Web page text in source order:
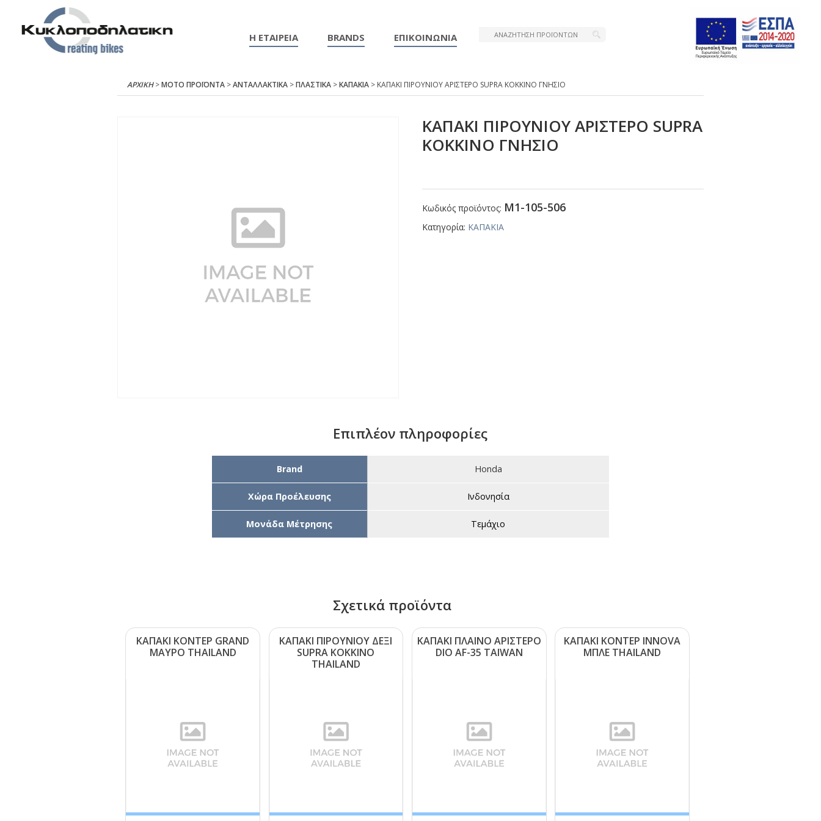
Η ΕΤΑΙΡΕΙΑ BRANDS ΕΠΙΚΟΙΝΩΝΙΑ
ΑΡΧΙΚΉ>ΜΟΤΟ ΠΡΟΪΟΝΤΑ>ΑΝΤΑΛΛΑΚΤΙΚΑ>ΠΛΑΣΤΙΚΑ>ΚΑΠΑΚΙΑ> ΚΑΠΑΚΙ ΠΙΡΟΥΝΙΟΥ ΑΡΙΣΤΕΡΟ SUΡRΑ ΚΟΚΚΙΝΟ ΓΝΗΣΙΟ
ΚΑΠΑΚΙ ΠΙΡΟΥΝΙΟΥ ΑΡΙΣΤΕΡΟ SUΡRΑ
ΚΟΚΚΙΝΟ ΓΝΗΣΙΟ
Κωδικός προϊόντος: Μ1-105-506
Κατηγορία: ΚΑΠΑΚΙΑ
Επιπλέον πληροφορίες
Brand Honda
Χώρα Προέλευσης Ινδονησία
Μονάδα Μέτρησης Τεμάχιο
Σχετικά προϊόντα
ΚΑΠΑΚΙ ΚΟΝΤΕΡ GRΑΝD
ΜΑΥΡΟ ΤΗΑΙLΑΝD
ΚΑΠΑΚΙ ΠΙΡΟΥΝΙΟΥ ΔΕΞΙ
SUΡRΑ ΚΟΚΚΙΝΟ
ΤΗΑΙLΑΝD
ΚΑΠΑΚΙ ΠΛΑΙΝΟ ΑΡΙΣΤΕΡΟ
DΙΟ ΑF-35 ΤΑΙWΑΝ
ΚΑΠΑΚΙ ΚΟΝΤΕΡ ΙΝΝΟVΑ
ΜΠΛΕ ΤΗΑΙLΑΝD